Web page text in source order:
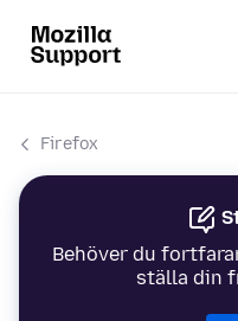
Firefox
Behöver du
ställa din